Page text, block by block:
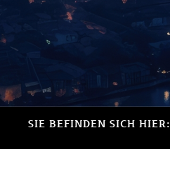
SIE BEFINDEN SICH HIER: